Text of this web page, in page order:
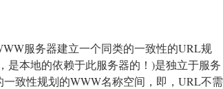
服务器建立一个同类的一致性的URL规
是本地的依赖于此服务器的！)是独立于服务
致性规划的WWW名称空间，即，URL不需